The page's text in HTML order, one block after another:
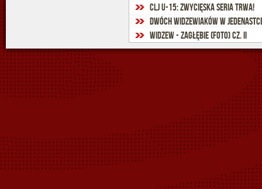
CLJ U-15: Zwycięska seria trwa!
Dwóch widzewiaków w
Widzew - Zagłębie (foto) cz. II